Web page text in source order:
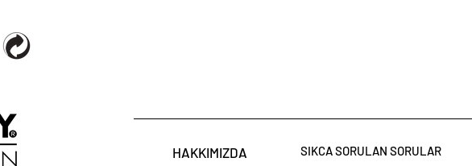
HAKKIMIZDA SIKCA SORULAN SORULAR